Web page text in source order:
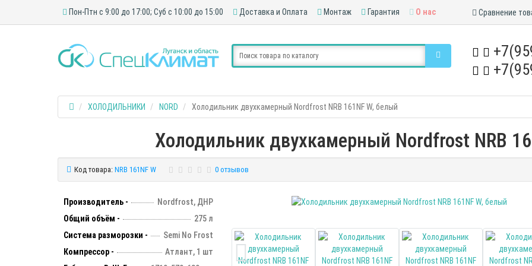
Пон-Птн с 9:00 до 17:00; Суб с 10:00 до 15:00 Доставка и Оплата Монтаж Гарантия О нас Сравнение
ХОЛОДИЛЬНИКИ NORD Холодильник двухкамерный Nordfrost NRB 161NF W, белый
Холодильник двухкамерный Nordfrost NRB
Код товара: NRB 161NF W 0 отзывов
Производитель -
Nordfrost, ДНР
Общий объём -
275 л
Система разморозки -
Semi No Frost
Компрессор -
Атлант, 1 шт